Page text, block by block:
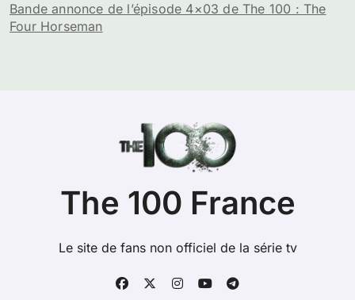
Bande annonce de l’épisode 4×03 de The 100 : The
Four Horseman
The 100 France
Le site de fans non officiel de la série tv